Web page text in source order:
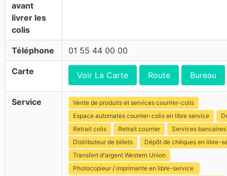
avant
livrer les
colis
Téléphone 01 55 44 00 00
Carte Voir La Carte Route Bureau
Service
Vente de produits et services courrier-colis
Espace automates courrier-colis en libre service
Retrait colis
Retrait courrier
Services bancaires
Distributeur de billets
Dépôt de chèques en libre-
Transfert d'argent Western Union
Photocopieur / imprimante en libre-service